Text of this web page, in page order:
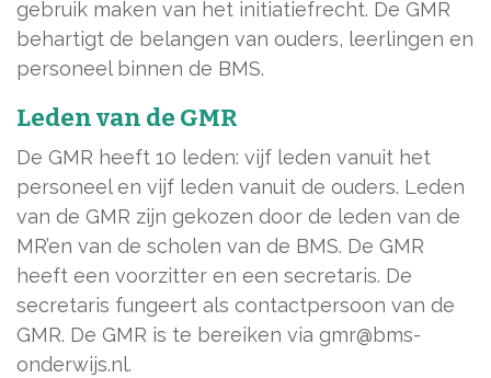
gebruik maken van het initiatiefrecht. De GMR
behartigt de belangen van ouders, leerlingen en
personeel binnen de BMS.
Leden van de GMR
De GMR heeft 10 leden: vijf leden vanuit het
personeel en vijf leden vanuit de ouders. Leden
van de GMR zijn gekozen door de leden van de
MR’en van de scholen van de BMS. De GMR
heeft een voorzitter en een secretaris. De
secretaris fungeert als contactpersoon van de
GMR. De GMR is te bereiken via gmr@bms-
onderwijs.nl.